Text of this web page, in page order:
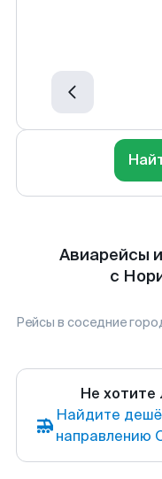
Авиарейсы
с
Рейсы в соседние
Не хотите
Найдите
направлению